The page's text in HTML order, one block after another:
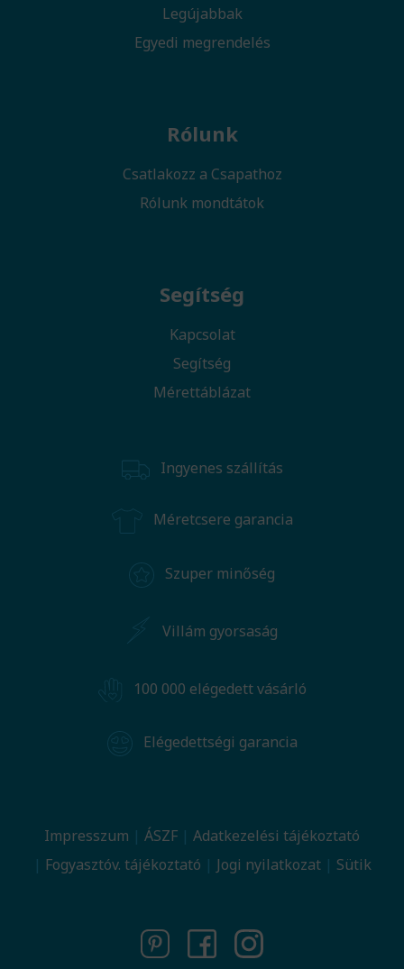
Legújabbak
Egyedi megrendelés
Rólunk
Csatlakozz a Csapathoz
Rólunk mondtátok
Segítség
Kapcsolat
Segítség
Mérettáblázat
Ingyenes szállítás
Méretcsere garancia
Szuper minőség
Villám gyorsaság
100 000 elégedett vásárló
Elégedettségi garancia
Impresszum ÁSZF
Adatkezelési tájékoztató
Fogyasztóv. tájékoztató
Jogi nyilatkozat Sütik